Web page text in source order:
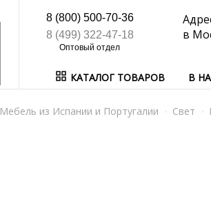
8 (800) 500-70-36
8 (499) 322-47-18
в
КАТАЛОГ ТОВАРОВ В
Мебель из Испании и Португалии Свет